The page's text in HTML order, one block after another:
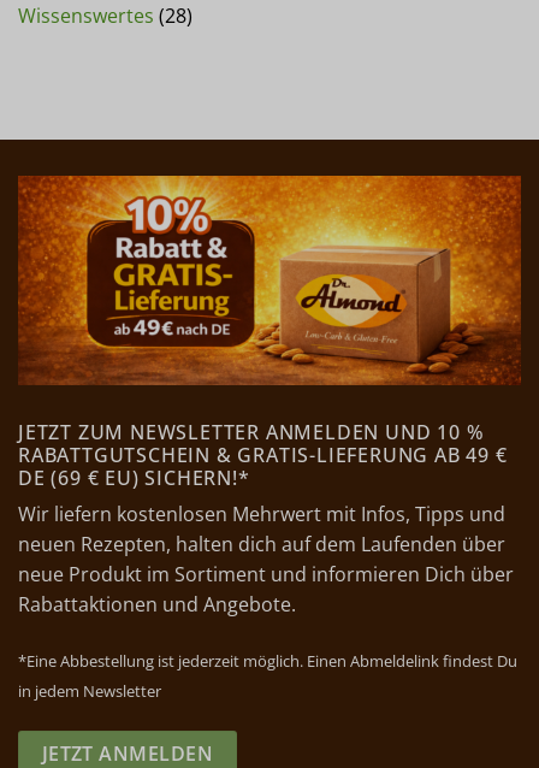
Wissenswertes (28)
JETZT ZUM NEWSLETTER ANMELDEN UND 10 %
RABATTGUTSCHEIN & GRATIS-LIEFERUNG AB 49 €
DE (69 € EU) SICHERN!*
Wir liefern kostenlosen Mehrwert mit Infos, Tipps und
neuen Rezepten, halten dich auf dem Laufenden über
neue Produkt im Sortiment und informieren Dich über
Rabattaktionen und Angebote.
*Eine Abbestellung ist jederzeit möglich. Einen Abmeldelink findest Du
in jedem Newsletter
JETZT ANMELDEN